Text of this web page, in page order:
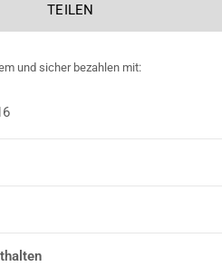
TEILEN
und sicher bezahlen mit: